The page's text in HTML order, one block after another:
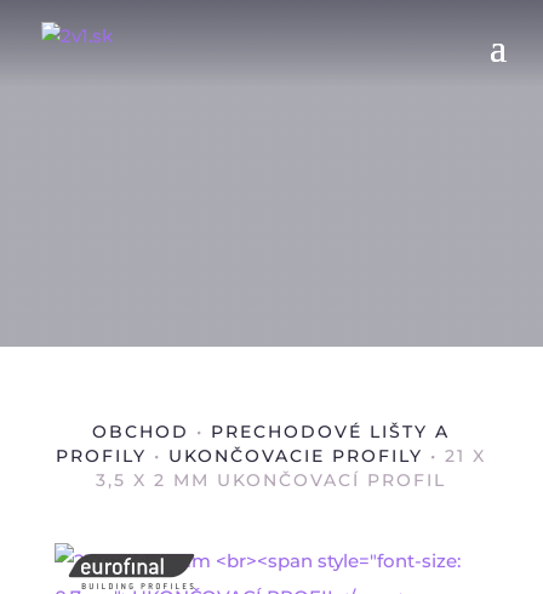
OBCHOD • PRECHODOVÉ LIŠTY A
PROFILY • UKONČOVACIE PROFILY • 21 X
3,5 X 2 MM UKONČOVACÍ PROFIL